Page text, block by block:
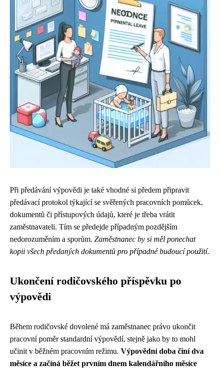
Při předávání výpovědi je také vhodné si předem připravit
předávací protokol týkající se svěřených pracovních pomůcek,
dokumentů či přístupových údajů, které je třeba vrátit
zaměstnavateli. Tím se předejde případným pozdějším
nedorozuměním a sporům. Zaměstnanec by si měl ponechat
kopii všech předaných dokumentů pro případné budoucí použití.
Ukončení rodičovského příspěvku po
výpovědi
Během rodičovské dovolené má zaměstnanec právo ukončit
pracovní poměr standardní výpovědí, stejně jako by to mohl
učinit v běžném pracovním režimu. Výpovědní doba činí dva
měsíce a začíná běžet prvním dnem kalendářního měsíce